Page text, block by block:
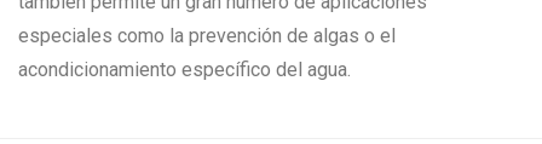
especiales como la prevención de algas o el
acondicionamiento específico del agua.